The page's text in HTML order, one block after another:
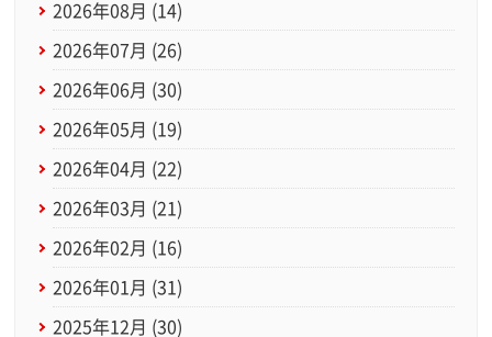
2026年08月 (14)
2026年07月 (26)
2026年06月 (30)
2026年05月 (19)
2026年04月 (22)
2026年03月 (21)
2026年02月 (16)
2026年01月 (31)
2025年12月 (30)